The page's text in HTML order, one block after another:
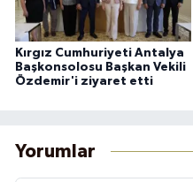
Kırgız Cumhuriyeti Antalya
Başkonsolosu Başkan Vekili
Özdemir'i ziyaret etti
Yorumlar